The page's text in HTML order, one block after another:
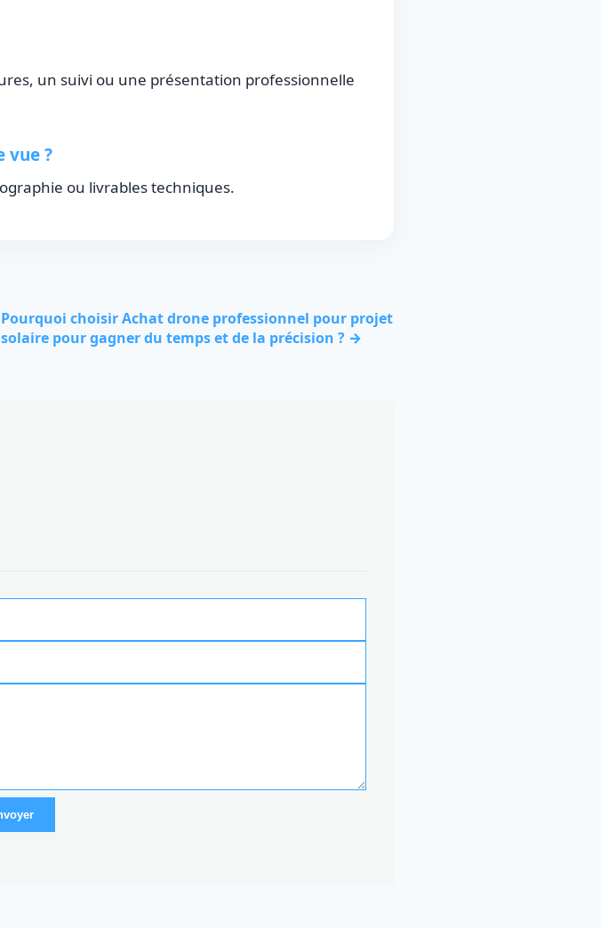
un suivi ou une présentation professionnelle
vue ?
ou livrables techniques.
Pourquoi choisir Achat drone professionnel pour projet
solaire pour gagner du temps et de la précision ? →